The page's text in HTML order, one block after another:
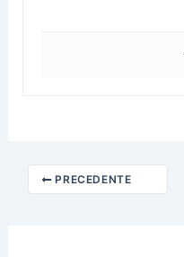
PRECEDENTE